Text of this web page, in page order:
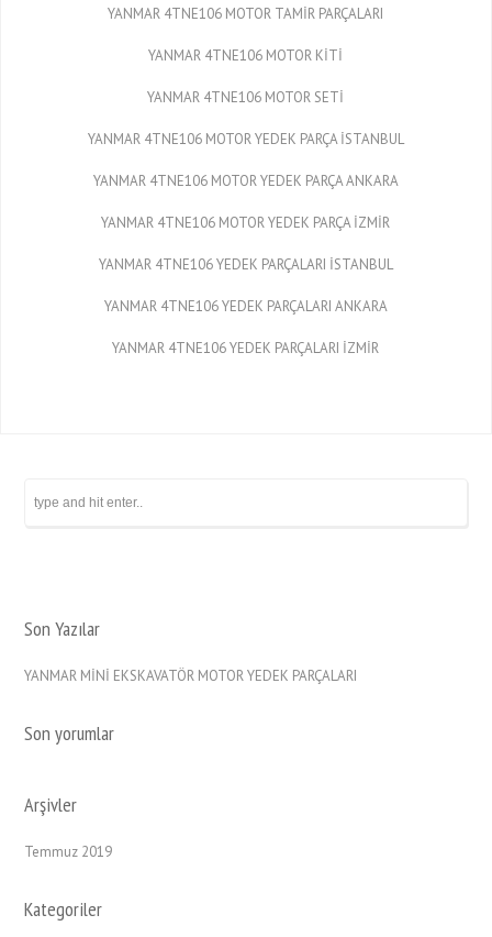
YANMAR 4TNE106 MOTOR TAMİR PARÇALARI
YANMAR 4TNE106 MOTOR KİTİ
YANMAR 4TNE106 MOTOR SETİ
YANMAR 4TNE106 MOTOR YEDEK PARÇA İSTANBUL
YANMAR 4TNE106 MOTOR YEDEK PARÇA ANKARA
YANMAR 4TNE106 MOTOR YEDEK PARÇA İZMİR
YANMAR 4TNE106 YEDEK PARÇALARI İSTANBUL
YANMAR 4TNE106 YEDEK PARÇALARI ANKARA
YANMAR 4TNE106 YEDEK PARÇALARI İZMİR
Son Yazılar
YANMAR MİNİ EKSKAVATÖR MOTOR YEDEK PARÇALARI
Son yorumlar
Arşivler
Temmuz 2019
Kategoriler